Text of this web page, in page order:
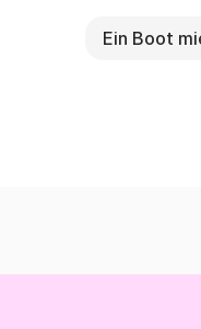
Ein Boot